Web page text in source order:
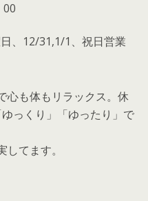
00
、12/31,1/1、祝日営業
心も体もリラックス。休
っくり」「ゆったり」で
てます。